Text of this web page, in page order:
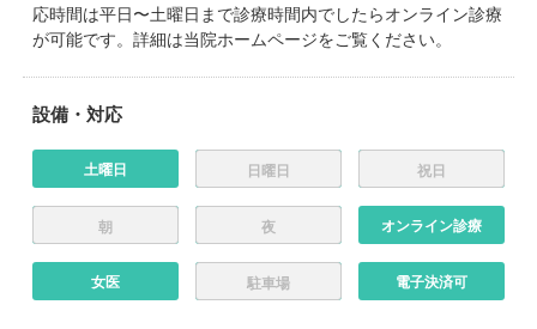
応時間は平日〜土曜日まで診療時間内でしたらオンライン診療
が可能です。詳細は当院ホームページをご覧ください。
設備・対応
土曜日 日曜日 祝日
朝 夜 オンライン診療
女医 駐車場 電子決済可